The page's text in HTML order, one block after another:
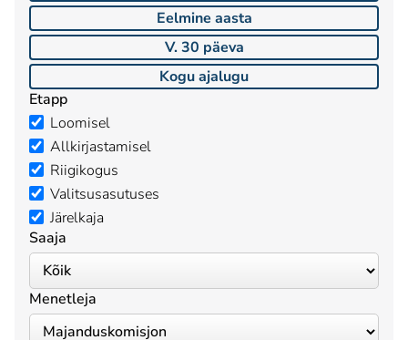
Eelmine aasta
V. 30 päeva
Kogu ajalugu
Etapp
Loomisel
Allkirjastamisel
Riigikogus
Valitsusasutuses
Järelkaja
Saaja
Menetleja